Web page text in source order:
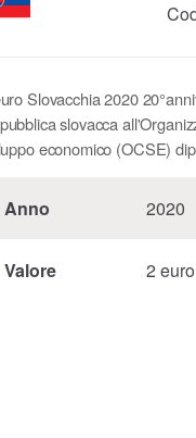
Slovacchia 2020
slovacca
economico (OCSE)
Anno 2020
Valore 2 euro